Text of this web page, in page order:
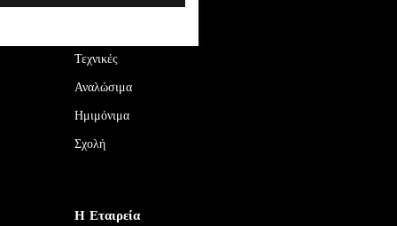
Τεχνικές
Αναλώσιμα
Ημιμόνιμα
Σχολή
Η Εταιρεία